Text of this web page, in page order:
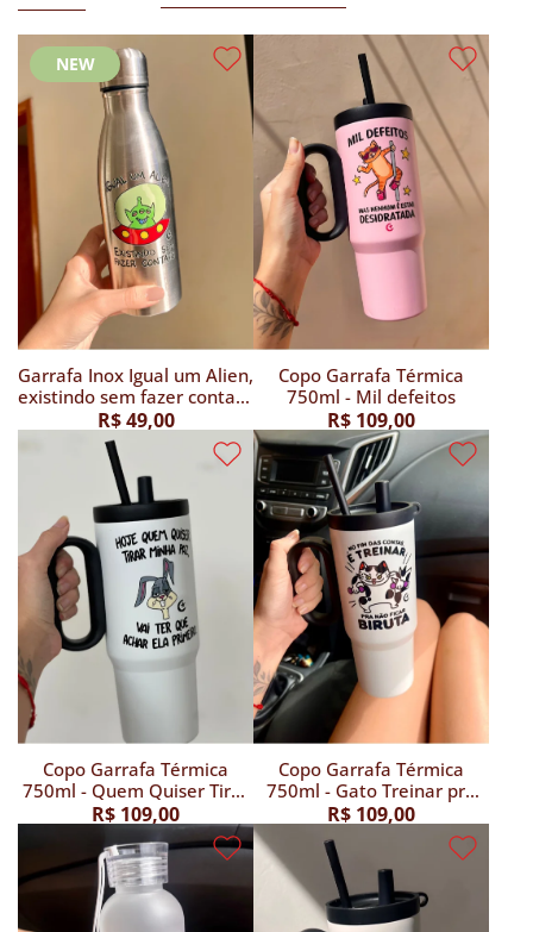
NEW
Garrafa Inox Igual um Alien,
existindo sem fazer contato
- 500ml
R$ 49,00
Copo Garrafa Térmica
750ml - Mil defeitos
R$ 109,00
Copo Garrafa Térmica
750ml - Quem Quiser Tirar
minha Paz
R$ 109,00
Copo Garrafa Térmica
750ml - Gato Treinar pra
não ficar Biruta
R$ 109,00